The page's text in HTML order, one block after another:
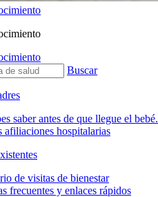
Buscar
saber antes de que llegue el bebé.
afiliaciones hospitalarias
de visitas de bienestar
frecuentes y enlaces rápidos